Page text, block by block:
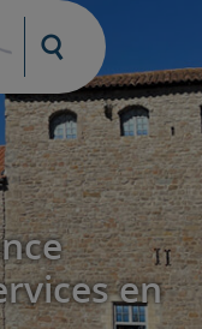
Moteur de
en